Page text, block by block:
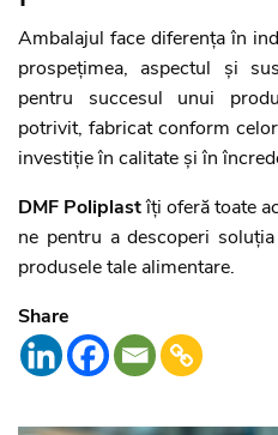
Ambalajul face diferența în
prospețimea, aspectul și
pentru succesul unui
potrivit, fabricat conform
investiție în calitate și în
DMF Poliplastîți oferă toate
ne pentru a descoperi
produsele tale alimentare.
Share